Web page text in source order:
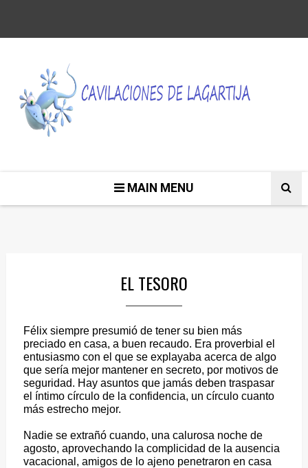
MAIN MENU
EL TESORO
Félix siempre presumió de tener su bien más
preciado en casa, a buen recaudo. Era proverbial el
entusiasmo con el que se explayaba acerca de algo
que sería mejor mantener en secreto, por motivos de
seguridad. Hay asuntos que jamás deben traspasar
el íntimo círculo de la confidencia, un círculo cuanto
más estrecho mejor.
Nadie se extrañó cuando, una calurosa noche de
agosto, aprovechando la complicidad de la ausencia
vacacional, amigos de lo ajeno penetraron en casa